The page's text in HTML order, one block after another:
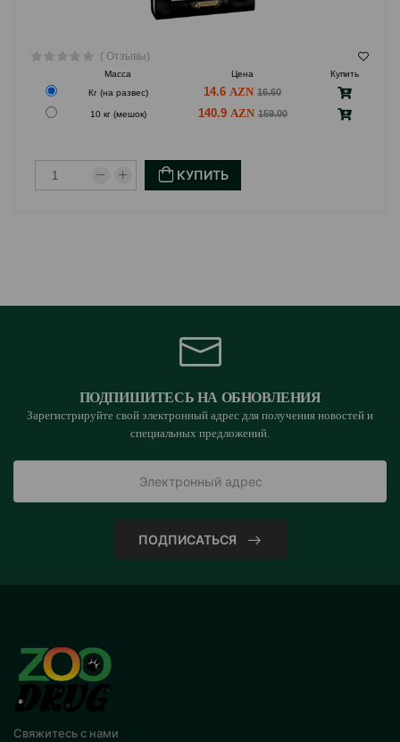
( Отзывы)
Масса Цена
Купить
Кг (на развес)
14.6 16.60
10 кг (мешок) 140.9 159.00
КУПИТЬ
ПОДПИШИТЕСЬ НА ОБНОВЛЕНИЯ
Зарегистрируйте свой электронный адрес для получения новостей и
специальных предложений.
ПОДПИСАТЬСЯ
Свяжитесь с нами